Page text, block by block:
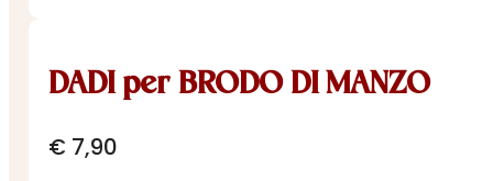
DADI per BRODO DI MANZO
€ 7,90